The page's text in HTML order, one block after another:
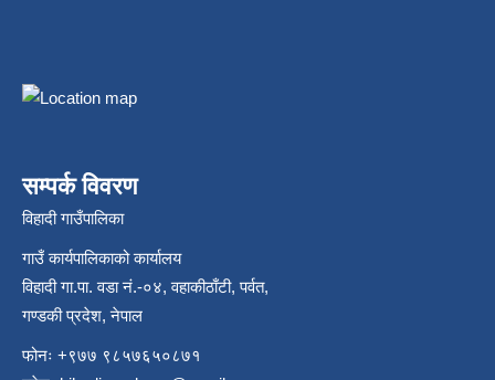
सम्पर्क विवरण
विहादी गाउँपालिका
गाउँ कार्यपालिकाको कार्यालय
विहादी गा.पा. वडा नं.-०४, वहाकीठाँटी, पर्वत,
गण्डकी प्रदेश, नेपाल
फोनः +९७७ ९८५७६५०८७१